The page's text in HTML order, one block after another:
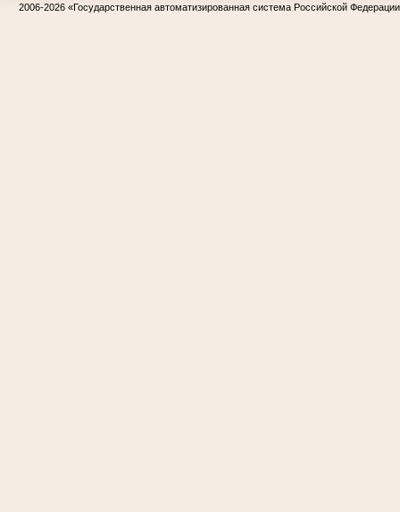
2006-2026 «Государственная автоматизированная система Российской